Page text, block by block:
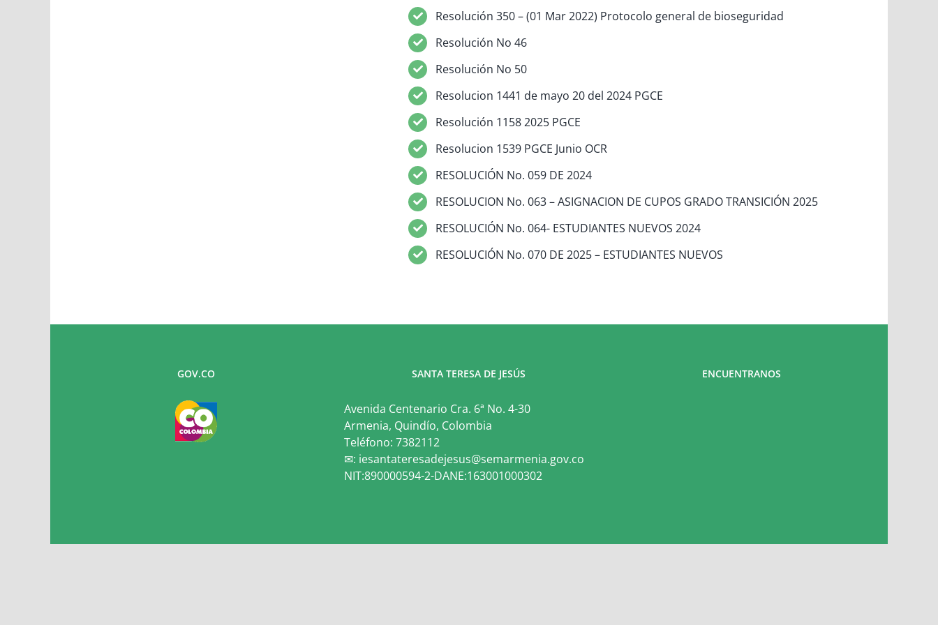
Resolución 350 – (01 Mar 2022) Protocolo general de bioseguridad
Resolución No 46
Resolución No 50
Resolucion 1441 de mayo 20 del 2024 PGCE
Resolución 1158 2025 PGCE
Resolucion 1539 PGCE Junio OCR
RESOLUCIÓN No. 059 DE 2024
RESOLUCION No. 063 – ASIGNACION DE CUPOS GRADO TRANSICIÓN 2025
RESOLUCIÓN No. 064- ESTUDIANTES NUEVOS 2024
RESOLUCIÓN No. 070 DE 2025 – ESTUDIANTES NUEVOS
GOV.CO SANTA TERESA DE JESÚS
Avenida Centenario Cra. 6ª No. 4-30
Armenia, Quindío, Colombia
Teléfono: 7382112
✉: iesantateresadejesus@semarmenia.gov.co
NIT:890000594-2-DANE:163001000302
ENCUENTRANOS